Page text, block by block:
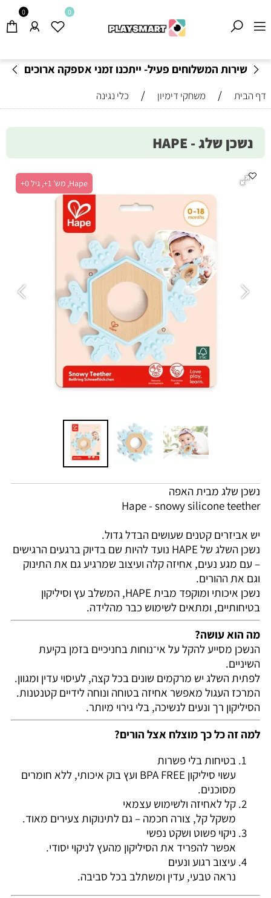
שירות המשלוחים פעיל- ייתכנו זמני אספקה ארוכים
0 0
דף הבית / משחקי דימיון / כלי נגינה
נשכן שלג - HAPE
Hape, מש' 1+, גיל 0+
נשכן שלג מבית האפה
Hape - snowy silicone teether
יש אביזרים קטנים שעושים הבדל גדול.
נשכן השלג של HAPE נועד להיות שם בדיוק ברגעים הרגישים
– עם מגע נעים, אחיזה קלה ועיצוב שמרגיע גם את התינוק
וגם את ההורים.
נשכן איכותי ומוקפד מבית HAPE, המשלב עץ וסיליקון
בטיחותיים, ומתאים לשימוש כבר מהלידה.
מה הוא עושה?
הנשכן מסייע להקל על אי־נוחות בחניכיים בזמן בקיעת
השיניים.
לפתית השלג יש מרקמים שונים בכל קצה, לעיסוי עדין ומגוון.
המרכז העגול מאפשר אחיזה בטוחה ונוחה לידיים קטנטנות.
הסיליקון רך ונעים לנשיכה, בלי גירוי מיותר.
למה זה כל כך מוצלח אצל הורים?
בטיחות בלי פשרות
עשוי סיליקון BPA FREE ועץ בוק איכותי, ללא חומרים
מסוכנים.
קל לאחיזה ולשימוש עצמאי
משקל קל, צורה חכמה – גם לתינוקות צעירים מאוד.
ניקוי פשוט ושקט נפשי
אפשר להפריד את הסיליקון מהעץ לניקוי יסודי.
עיצוב רגוע ונעים
נראה טבעי, עדין ומשתלב בכל סביבה.